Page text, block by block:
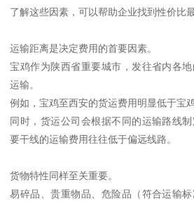
了解这些因素，可以帮助企业找到性价比
运输距离是决定费用的首要因素。
宝鸡作为陕西省重要城市，发往省内各
运输。
例如，宝鸡至西安的货运费用明显低于宝
同时，货运公司会根据不同的运输路线
要干线的运输费用往往低于偏远线路。
货物特性同样至关重要。
易碎品、贵重物品、危险品（符合运输